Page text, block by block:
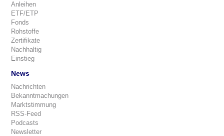
Anleihen
ETF/ETP
Fonds
Rohstoffe
Zertifikate
Nachhaltig
Einstieg
News
Nachrichten
Bekanntmachungen
Marktstimmung
RSS-Feed
Podcasts
Newsletter